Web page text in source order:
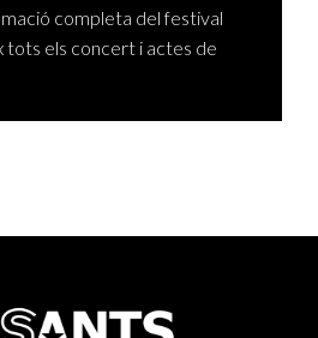
completa del festival
tots els concert i actes de